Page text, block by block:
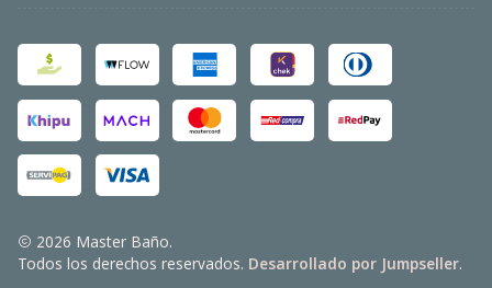
2026 Master Baño.
Todos los derechos reservados. Desarrollado por Jumpseller.